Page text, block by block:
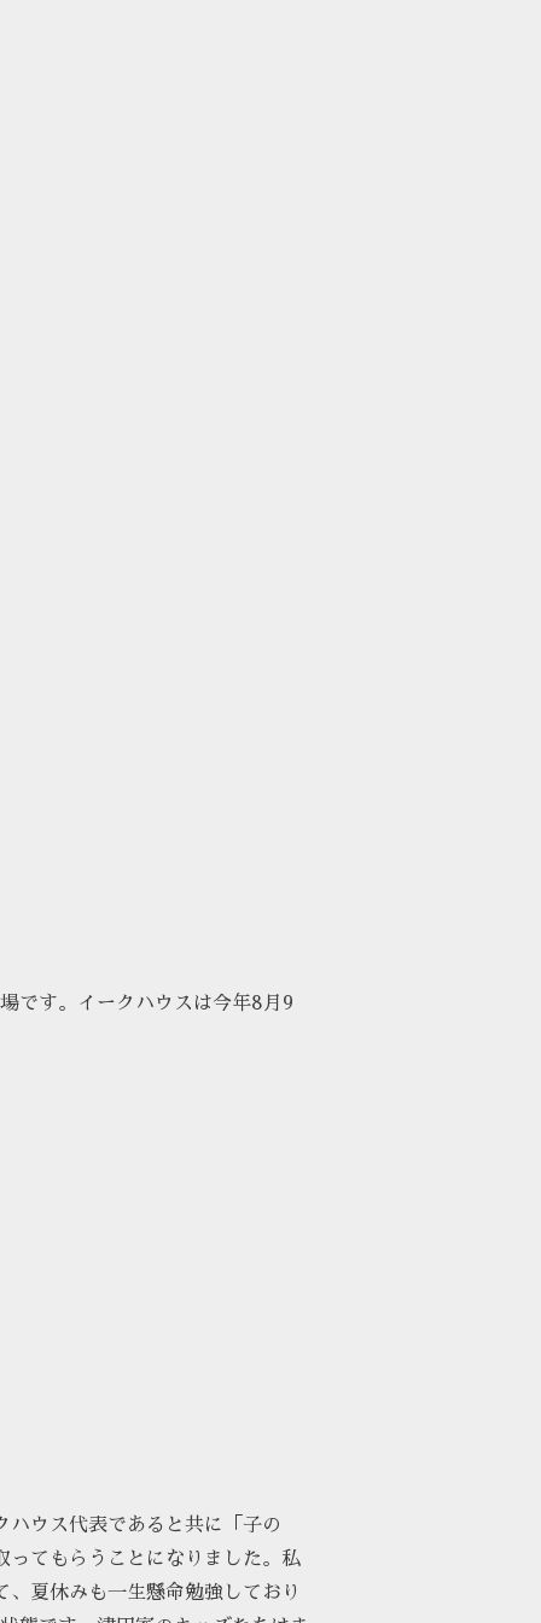
です。イークハウスは今年8月9
ウス代表であると共に「子の
ってもらうことになりました。私
夏休みも一生懸命勉強しており